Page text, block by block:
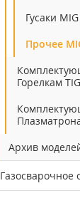
Гусаки MIG
Прочее
Горелкам TIG
Архив
Газосварочное